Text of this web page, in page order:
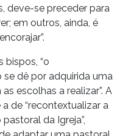
deve-se preceder para
em outros, ainda, é
bispos, “o
dê por adquirida uma
escolhas a realizar”. A
de “recontextualizar a
da Igreja”,